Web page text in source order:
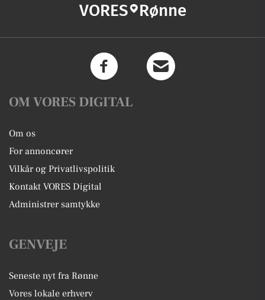
VORES Rønne
OM VORES DIGITAL
Om os
For annoncører
Vilkår og Privatlivspolitik
Kontakt VORES Digital
Administrer samtykke
GENVEJE
Seneste nyt fra Rønne
Vores lokale erhverv